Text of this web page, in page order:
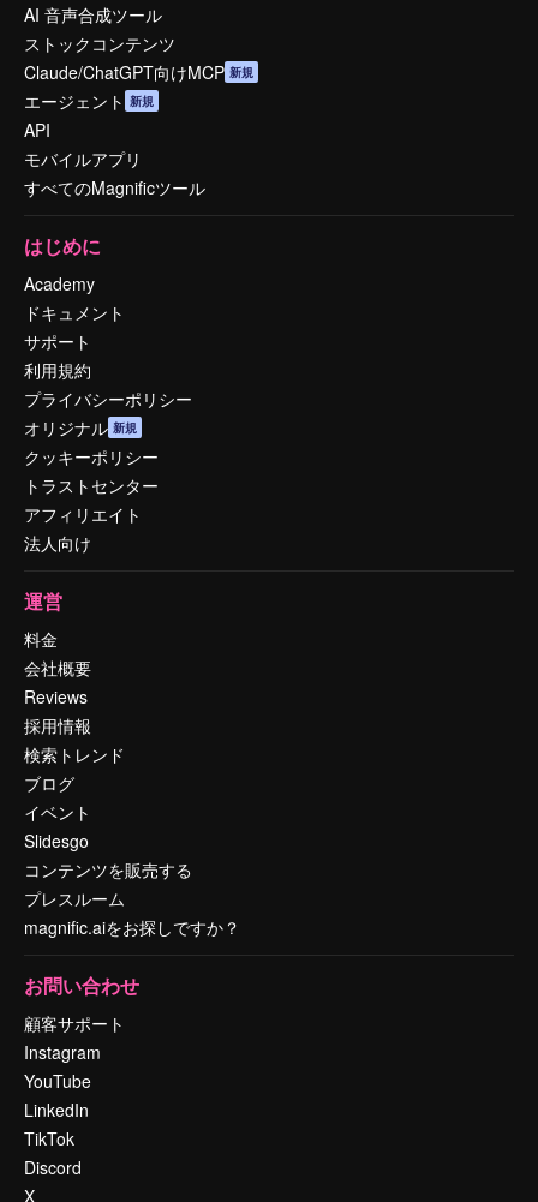
AI 音声合成ツール
ストックコンテンツ
Claude/ChatGPT向けMCP 新規
エージェント 新規
API
モバイルアプリ
すべてのMagnificツール
はじめに
Academy
ドキュメント
サポート
利用規約
プライバシーポリシー
オリジナル 新規
クッキーポリシー
トラストセンター
アフィリエイト
法人向け
運営
料金
会社概要
Reviews
採用情報
検索トレンド
ブログ
イベント
Slidesgo
コンテンツを販売する
プレスルーム
magnific.aiをお探しですか？
お問い合わせ
顧客サポート
Instagram
YouTube
LinkedIn
TikTok
Discord
X